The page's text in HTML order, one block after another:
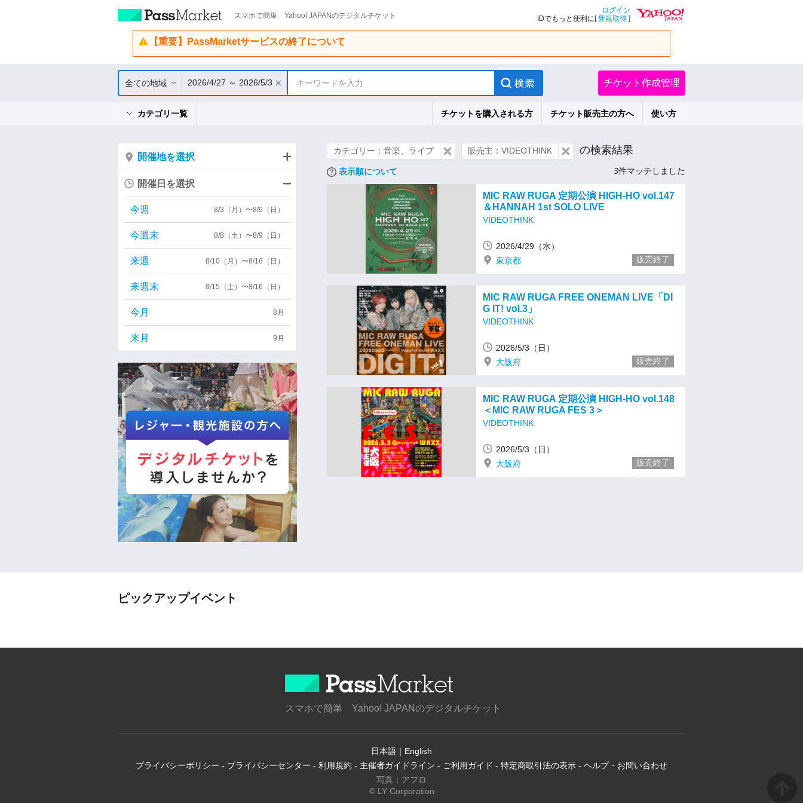
スマホで簡単 Yahoo! JAPANのデジタルチケット
ログイン
IDでもっと便利に[新規取得 ]
【重要】PassMarketサービスの終了について
全ての地域 2026/4/27 ～ 2026/5/3 キーワードを入力 チケット作成管理
カテゴリ一覧 チケットを購入される方 チケット販売主の方へ 使い方
カテゴリー：音楽、ライブ 販売主：VIDEOTHINK の検索結果
表示順について 3件マッチしました
MIC RAW RUGA 定期公演 HIGH-HO vol.147
＆HANNAH 1st SOLO LIVE
VIDEOTHINK
2026/4/29（水）
東京都
販売終了
MIC RAW RUGA FREE ONEMAN LIVE「DI
G IT! vol.3」
VIDEOTHINK
2026/5/3（日）
大阪府
販売終了
MIC RAW RUGA 定期公演 HIGH-HO vol.148
＜MIC RAW RUGA FES 3＞
VIDEOTHINK
2026/5/3（日）
大阪府
販売終了
開催地を選択
開催日を選択
今週 8/3（月）〜8/9（日）
今週末 8/8（土）〜8/9（日）
来週 8/10（月）〜8/16（日）
来週末 8/15（土）〜8/16（日）
今月 8月
来月 9月
ピックアップイベント
スマホで簡単 Yahoo! JAPANのデジタルチケット
日本語 ｜ English
プライバシーポリシー - プライバシーセンター - 利用規約 - 主催者ガイドライン - ご利用ガイド - 特定商取引法の表示 - ヘルプ・お問い合わせ
写真：アフロ
© LY Corporation